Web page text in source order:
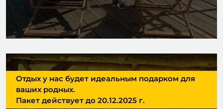
Отдых у нас будет идеальным подарком для
ваших родных.
Пакет действует до 20.12.2025 г.